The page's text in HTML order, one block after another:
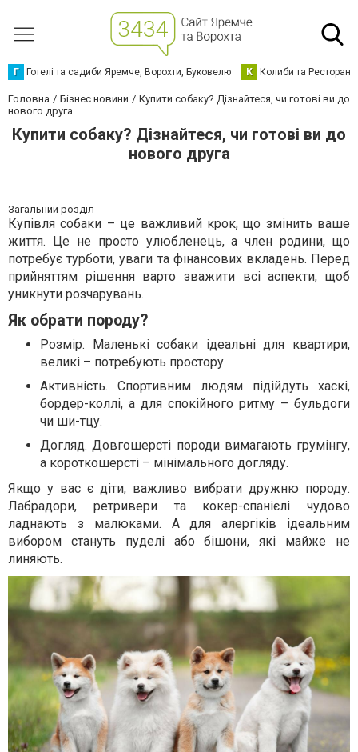
Г Готелі та садиби Яремче, Ворохти, Буковелю К Колиби та Ресторани
Головна Бізнес новини
Купити собаку? Дізнайтеся, чи готові ви до
нового друга
Купити собаку? Дізнайтеся, чи готові ви до
нового друга
Загальний розділ
Купівля собаки – це важливий крок, що змінить ваше
життя. Це не просто улюбленець, а член родини, що
потребує турботи, уваги та фінансових вкладень. Перед
прийняттям рішення варто зважити всі аспекти, щоб
уникнути розчарувань.
Як обрати породу?
Розмір. Маленькі собаки ідеальні для квартири,
великі – потребують простору.
Активність. Спортивним людям підійдуть хаскі,
бордер-коллі, а для спокійного ритму – бульдоги
чи ши-тцу.
Догляд. Довгошерсті породи вимагають грумінгу,
а короткошерсті – мінімального догляду.
Якщо у вас є діти, важливо вибрати дружню породу.
Лабрадори, ретривери та кокер-спанієлі чудово
ладнають з малюками. А для алергіків ідеальним
вибором стануть пуделі або бішони, які майже не
линяють.